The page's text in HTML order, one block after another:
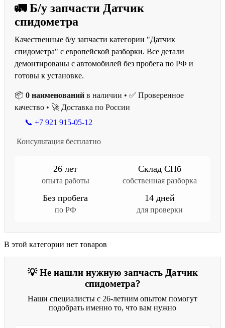
🚛 Б/у запчасти Датчик
спидометра
Качественные б/у запчасти категории "Датчик
спидометра" с европейской разборки. Все детали
демонтированы с автомобилей без пробега по РФ и
готовы к установке.
📦 0 наименований в наличии • ✅ Проверенное
качество • 🚀 Доставка по России
📞 +7 921 915-05-12
Консультация бесплатно
26 лет
опыта работы
Склад СПб
собственная разборка
Без пробега
по РФ
14 дней
для проверки
В этой категории нет товаров
💡 Не нашли нужную запчасть Датчик
спидометра?
Наши специалисты с 26-летним опытом помогут
подобрать именно то, что вам нужно